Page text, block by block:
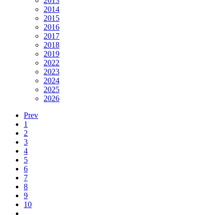
2014
2015
2016
2017
2018
2019
2022
2023
2024
2025
2026
Prev
1
2
3
4
5
6
7
8
9
10